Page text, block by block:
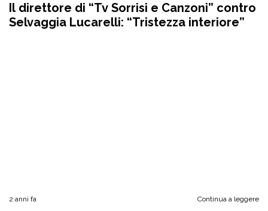
Il direttore di “Tv Sorrisi e Canzoni” contro
Selvaggia Lucarelli: “Tristezza interiore”
2 anni fa Continua a leggere